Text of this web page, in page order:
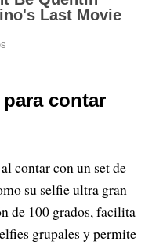
contar
contar con un set de
su selfie ultra gran
de 100 grados, facilita
grupales y permite